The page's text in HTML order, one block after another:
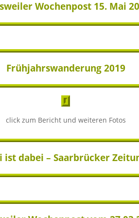
Wochenpost 15. Mai
Frühjahrswanderung 2019
click zum Bericht und weiteren Fotos
ist dabei – Saarbrücker